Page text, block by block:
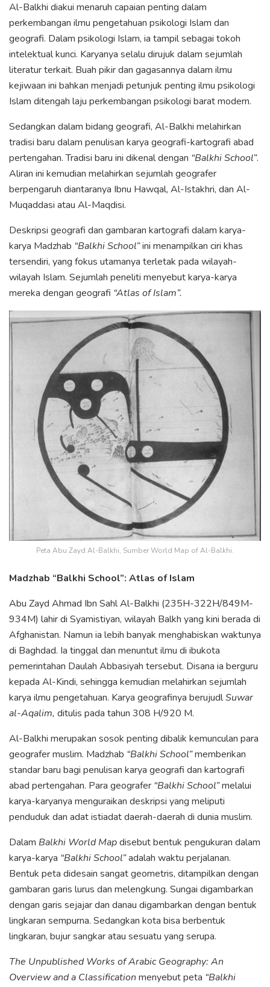
Al-Balkhi diakui menaruh capaian penting dalam
perkembangan ilmu pengetahuan psikologi Islam dan
geografi. Dalam psikologi Islam, ia tampil sebagai tokoh
intelektual kunci. Karyanya selalu dirujuk dalam sejumlah
literatur terkait. Buah pikir dan gagasannya dalam ilmu
kejiwaan ini bahkan menjadi petunjuk penting ilmu psikologi
Islam ditengah laju perkembangan psikologi barat modern.
Sedangkan dalam bidang geografi, Al-Balkhi melahirkan
tradisi baru dalam penulisan karya geografi-kartografi abad
pertengahan. Tradisi baru ini dikenal dengan “Balkhi School”.
Aliran ini kemudian melahirkan sejumlah geografer
berpengaruh diantaranya Ibnu Hawqal, Al-Istakhri, dan Al-
Muqaddasi atau Al-Maqdisi.
Deskripsi geografi dan gambaran kartografi dalam karya-
karya Madzhab “Balkhi School”ini menampilkan ciri khas
tersendiri, yang fokus utamanya terletak pada wilayah-
wilayah Islam. Sejumlah peneliti menyebut karya-karya
mereka dengan geografi “Atlas of Islam”.
Peta Abu Zayd Al-Balkhi, Sumber World Map of Al-Balkhi.
Madzhab “Balkhi School”: Atlas of Islam
Abu Zayd Ahmad Ibn Sahl Al-Balkhi (235H-322H/849M-
934M) lahir di Syamistiyan, wilayah Balkh yang kini berada di
Afghanistan. Namun ia lebih banyak menghabiskan waktunya
di Baghdad. Ia tinggal dan menuntut ilmu di ibukota
pemerintahan Daulah Abbasiyah tersebut. Disana ia berguru
kepada Al-Kindi, sehingga kemudian melahirkan sejumlah
karya ilmu pengetahuan. Karya geografinya berujudlSuwar
al-Aqalim, ditulis pada tahun 308 H/920 M.
Al-Balkhi merupakan sosok penting dibalik kemunculan para
geografer muslim. Madzhab “Balkhi School”memberikan
standar baru bagi penulisan karya geografi dan kartografi
abad pertengahan. Para geografer “Balkhi School”melalui
karya-karyanya menguraikan deskripsi yang meliputi
penduduk dan adat istiadat daerah-daerah di dunia muslim.
Dalam Balkhi World Mapdisebut bentuk pengukuran dalam
karya-karya “Balkhi School”adalah waktu perjalanan.
Bentuk peta didesain sangat geometris, ditampilkan dengan
gambaran garis lurus dan melengkung. Sungai digambarkan
dengan garis sejajar dan danau digambarkan dengan bentuk
lingkaran sempurna. Sedangkan kota bisa berbentuk
lingkaran, bujur sangkar atau sesuatu yang serupa.
The Unpublished Works of Arabic Geography: An
Overview and a Classification menyebut peta “Balkhi